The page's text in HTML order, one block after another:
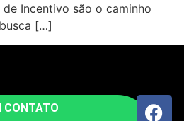
Incentivo são o caminho
[…]
CONTATO